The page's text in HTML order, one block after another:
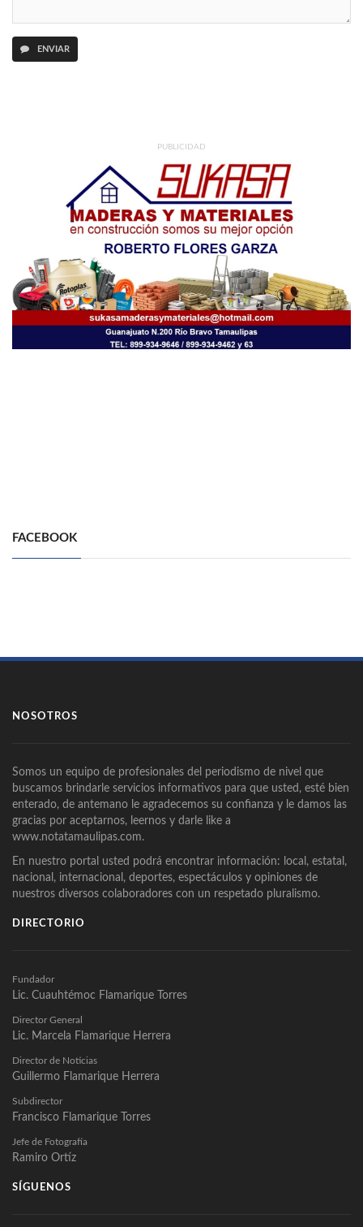
ENVIAR
PUBLICIDAD
FACEBOOK
NOSOTROS
Somos un equipo de profesionales del periodismo de nivel que
buscamos brindarle servicios informativos para que usted, esté bien
enterado, de antemano le agradecemos su confianza y le damos las
gracias por aceptarnos, leernos y darle like a
www.notatamaulipas.com.
En nuestro portal usted podrá encontrar información: local, estatal,
nacional, internacional, deportes, espectáculos y opiniones de
nuestros diversos colaboradores con un respetado pluralismo.
DIRECTORIO
Fundador
Lic. Cuauhtémoc Flamarique Torres
Director General
Lic. Marcela Flamarique Herrera
Director de Noticias
Guillermo Flamarique Herrera
Subdirector
Francisco Flamarique Torres
Jefe de Fotografía
Ramiro Ortíz
SÍGUENOS